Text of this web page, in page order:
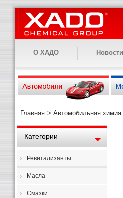
О ХАДО Новости
Главная > Автомобильная химия
Категории
Ревитализанты
Масла
Смазки